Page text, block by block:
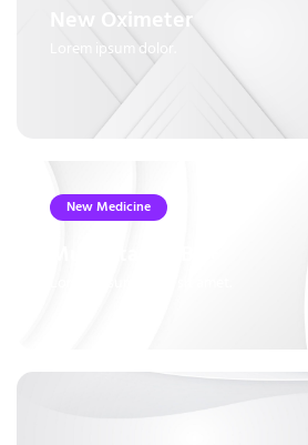
New Oximeter
Lorem ipsum dolor.
New Medicine